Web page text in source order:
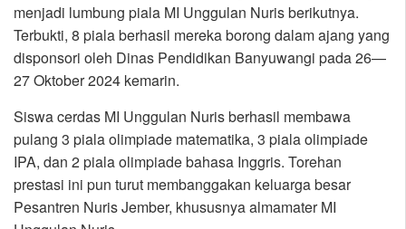
menjadi lumbung piala MI Unggulan Nuris berikutnya.
Terbukti, 8 piala berhasil mereka borong dalam ajang yang
disponsori oleh Dinas Pendidikan Banyuwangi pada 26—
27 Oktober 2024 kemarin.
Siswa cerdas MI Unggulan Nuris berhasil membawa
pulang 3 piala olimpiade matematika, 3 piala olimpiade
IPA, dan 2 piala olimpiade bahasa Inggris. Torehan
prestasi ini pun turut membanggakan keluarga besar
Pesantren Nuris Jember, khususnya almamater MI